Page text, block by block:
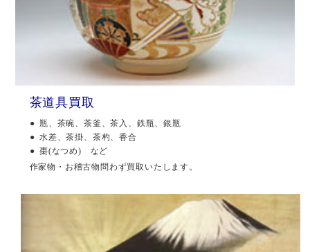
茶道具買取
瓶、茶碗、茶釜、茶入、鉄瓶、銀瓶
水差、茶掛、茶杓、香合
棗(なつめ) など
作家物・お稽古物問わず買取いたします。